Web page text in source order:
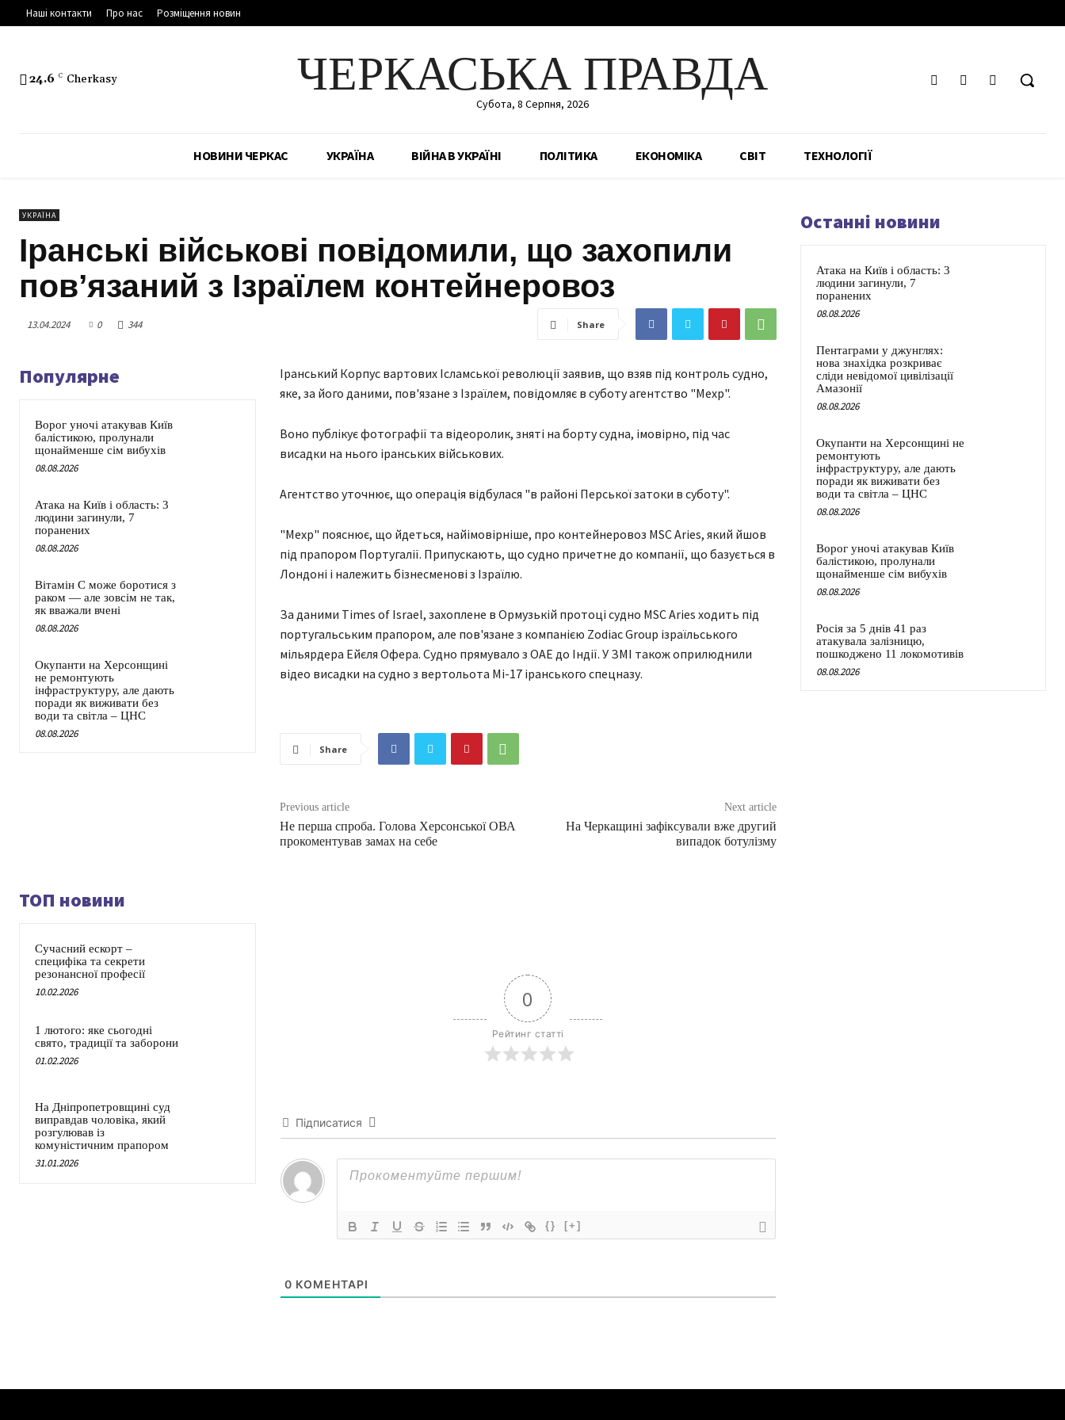
Наші контакти Про нас Розміщення новин
24.6 C Cherkasy ЧЕРКАСЬКА ПРАВДА
Субота, 8 Серпня, 2026
НОВИНИ ЧЕРКАС УКРАЇНА ВІЙНА В УКРАЇНІ ПОЛІТИКА ЕКОНОМІКА СВІТ ТЕХНОЛОГІЇ
УКРАЇНА
Іранські військові повідомили, що захопили
пов’язаний з Ізраїлем контейнеровоз
13.04.2024 0 344 Share
Популярне
Ворог уночі атакував Київ
балістикою, пролунали
щонайменше сім вибухів
08.08.2026
Атака на Київ і область: 3
людини загинули, 7
поранених
08.08.2026
Вітамін C може боротися з
раком — але зовсім не так,
як вважали вчені
08.08.2026
Окупанти на Херсонщині
не ремонтують
інфраструктуру, але дають
поради як виживати без
води та світла – ЦНС
08.08.2026
Іранський Корпус вартових Ісламської революції заявив, що взяв під контроль судно,
яке, за його даними, пов'язане з Ізраїлем, повідомляє в суботу агентство "Мехр".
Воно публікує фотографії та відеоролик, зняті на борту судна, імовірно, під час
висадки на нього іранських військових.
Агентство уточнює, що операція відбулася "в районі Перської затоки в суботу".
"Мехр" пояснює, що йдеться, найімовірніше, про контейнеровоз MSC Aries, який йшов
під прапором Португалії. Припускають, що судно причетне до компанії, що базується в
Лондоні і належить бізнесменові з Ізраїлю.
За даними Times of Israel, захоплене в Ормузькій протоці судно MSC Aries ходить під
португальським прапором, але пов'язане з компанією Zodiac Group ізраїльського
мільярдера Ейєля Офера. Судно прямувало з ОАЕ до Індії. У ЗМІ також оприлюднили
відео висадки на судно з вертольота Мі-17 іранського спецназу.
Share
Previous article
Не перша спроба. Голова Херсонської ОВА
прокоментував замах на себе
Next article
На Черкащині зафіксували вже другий
випадок ботулізму
ТОП новини
Сучасний ескорт –
специфіка та секрети
резонансної професії
10.02.2026
1 лютого: яке сьогодні
свято, традиції та заборони
01.02.2026
На Дніпропетровщині суд
виправдав чоловіка, який
розгулював із
комуністичним прапором
31.01.2026
0
Рейтинг статті
Підписатися
{} [+]
0 КОМЕНТАРІ
Останні новини
Атака на Київ і область: 3
людини загинули, 7
поранених
08.08.2026
Пентаграми у джунглях:
нова знахідка розкриває
сліди невідомої цивілізації
Амазонії
08.08.2026
Окупанти на Херсонщині не
ремонтують
інфраструктуру, але дають
поради як виживати без
води та світла – ЦНС
08.08.2026
Ворог уночі атакував Київ
балістикою, пролунали
щонайменше сім вибухів
08.08.2026
Росія за 5 днів 41 раз
атакувала залізницю,
пошкоджено 11 локомотивів
08.08.2026